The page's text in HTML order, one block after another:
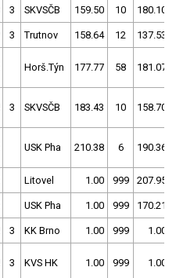
3 SKVSČB 159.50 10 180.10
3 Trutnov 158.64 12 137.53
Horš.Týn 177.77 58 181.07
3 SKVSČB 183.43 10 158.70
USK Pha 210.38 6 190.36
Litovel 1.00 999 207.95
USK Pha 1.00 999 170.21
3 KK Brno 1.00 999 1.00
3 KVS HK 1.00 999 1.00